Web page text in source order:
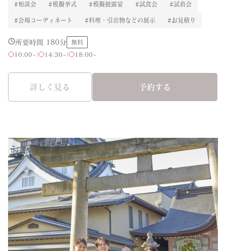
#相談会 #模擬挙式 #模擬披露宴 #試食会 #試着会
#会場コーディネート #料理・引出物などの展示 #お見積り
所要時間 180分
無料
10:00~
14:30~ 18:00~
詳しく見る 予約する